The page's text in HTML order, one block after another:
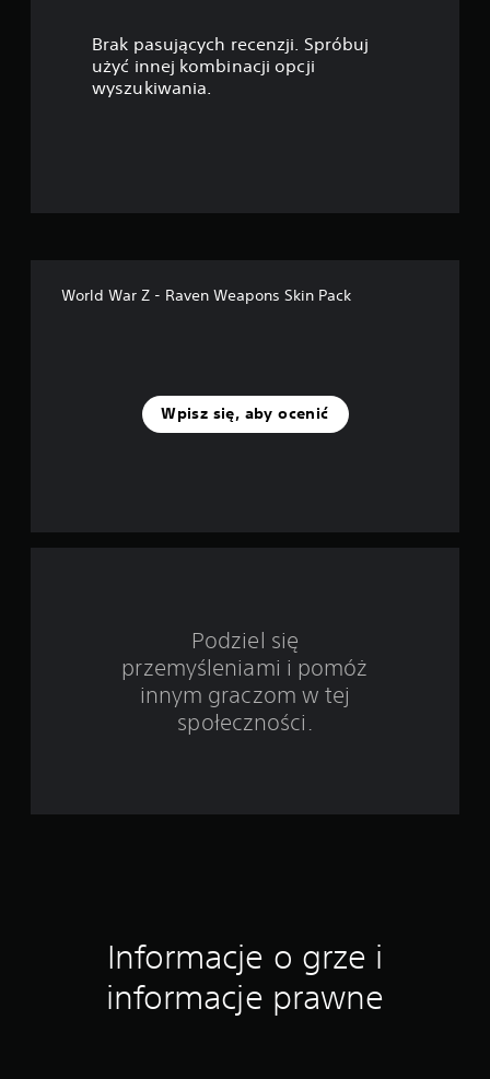
n
a
Brak pasujących recenzji. Spróbuj
użyć innej kombinacji opcji
wyszukiwania.
World War Z - Raven Weapons Skin Pack
Wpisz się, aby ocenić
Podziel się
przemyśleniami i pomóż
innym graczom w tej
społeczności.
Informacje o grze i
informacje prawne